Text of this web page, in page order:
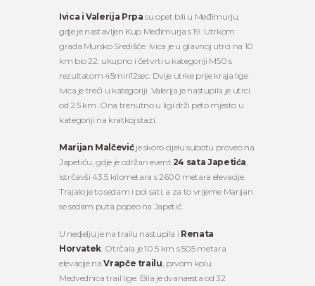
Ivica i Valerija Prpa su opet bili u Međimurju,
gdje je nastavljen Kup Međimurja s 19. Utrkom
grada Mursko Središće. Ivica je u glavnoj utrci na 10
km bio 22. ukupno i četvrti u kategoriji M50 s
rezultatom 45min12sec. Dvije utrke prije kraja lige
Ivica je treći u kategoriji. Valerija je nastupila je utrci
od 2.5 km. Ona trenutno u ligi drži peto mjesto u
kategoriji na kratkoj stazi.
Marijan Malčevićje skoro cijelu subotu proveo na
Japetiću, gdje je održan event 24 sata Japetića
istrčavši 43.5 kilometara s 2600 metara elevacije.
Trajalo je to sedam i pol sati, a za to vrijeme Marijan
se sedam puta popeo na Japetić.
U nedjelju je na trailu nastupila i Renata
Horvatek . Otrčala je 10.5 km s 505 metara
elevacije naVrapče trailu , prvom kolu
Medvednica trail lige. Bila je dvanaesta od 32